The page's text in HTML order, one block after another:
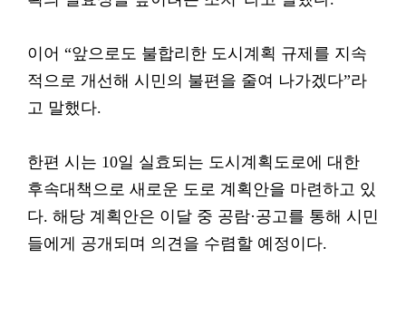
이어 “앞으로도 불합리한 도시계획 규제를 지속
적으로 개선해 시민의 불편을 줄여 나가겠다”라
고 말했다.
한편 시는 10일 실효되는 도시계획도로에 대한
후속대책으로 새로운 도로 계획안을 마련하고 있
다. 해당 계획안은 이달 중 공람·공고를 통해 시민
들에게 공개되며 의견을 수렴할 예정이다.